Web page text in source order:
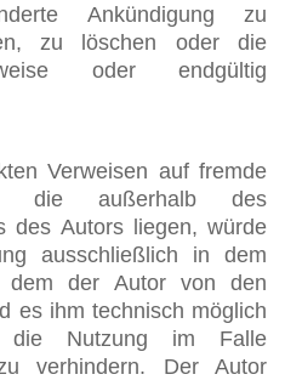
Ankündigung zu
zu löschen oder die
oder endgültig
Verweisen auf fremde
die außerhalb des
des Autors liegen, würde
ausschließlich in dem
der Autor von den
es ihm technisch möglich
die Nutzung im Falle
verhindern. Der Autor